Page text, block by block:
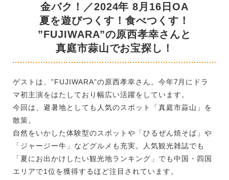
金バク！／2024年 8月16日OA
夏を遊びつくす！食べつくす！
”FUJIWARA”の原西孝幸さんと
真庭市蒜山でお宝探し！
ゲストは、”FUJIWARA”の原西孝幸さん。今年7月にドラ
マ初主演をはたしており幅広い活躍をしています。
今回は、避暑地としても人気のスポット「真庭市蒜山」を
散策。
自然をいかした体験型のスポットや「ひるぜん焼そば」や
「ジャージー牛」などグルメも充実。人気観光雑誌でも
「夏にお出かけしたい観光地ランキング」でも中国・四国
エリアで1位を獲得するほど注目されています。